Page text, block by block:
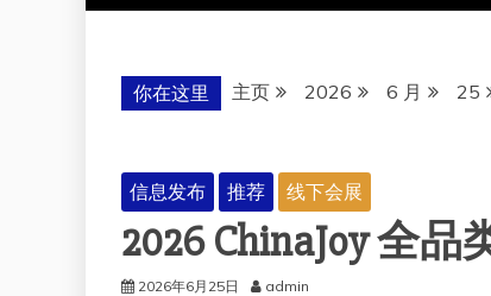
你在这里 主页 2026 6 月 25
信息发布 推荐 线下会展
2026 ChinaJoy 全
2026年6月25日 admin